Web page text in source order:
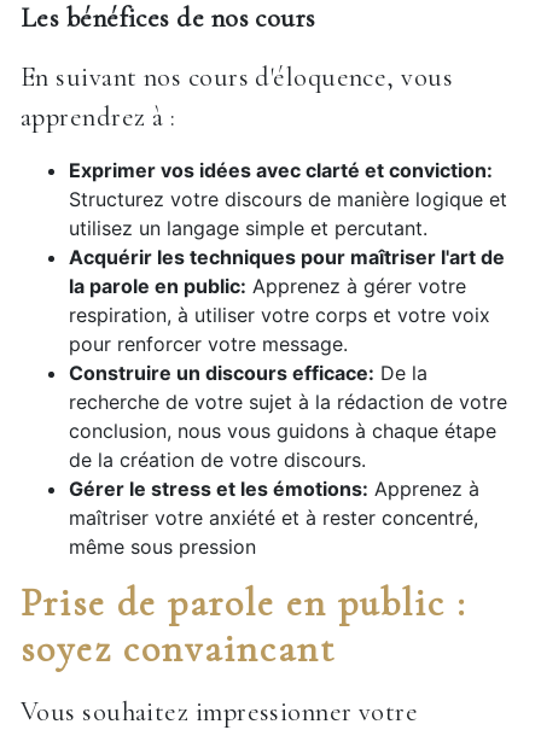
Les bénéfices de nos cours
En suivant nos cours d'éloquence, vous
apprendrez à :
Exprimer vos idées avec clarté et conviction:
Structurez votre discours de manière logique et
utilisez un langage simple et percutant.
Acquérir les techniques pour maîtriser l'art de
la parole en public: Apprenez à gérer votre
respiration, à utiliser votre corps et votre voix
pour renforcer votre message.
Construire un discours efficace: De la
recherche de votre sujet à la rédaction de votre
conclusion, nous vous guidons à chaque étape
de la création de votre discours.
Gérer le stress et les émotions: Apprenez à
maîtriser votre anxiété et à rester concentré,
même sous pression
Prise de parole en public :
soyez convaincant
Vous souhaitez impressionner votre